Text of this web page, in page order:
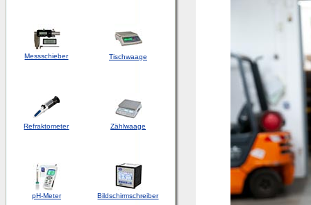
Messschieber Tischwaage
Refraktometer Zählwaage
pH-Meter Bildschirmschreiber